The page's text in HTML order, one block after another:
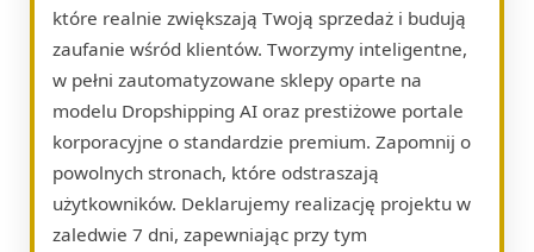
które realnie zwiększają Twoją sprzedaż i budują
zaufanie wśród klientów. Tworzymy inteligentne,
w pełni zautomatyzowane sklepy oparte na
modelu Dropshipping AI oraz prestiżowe portale
korporacyjne o standardzie premium. Zapomnij o
powolnych stronach, które odstraszają
użytkowników. Deklarujemy realizację projektu w
zaledwie 7 dni, zapewniając przy tym